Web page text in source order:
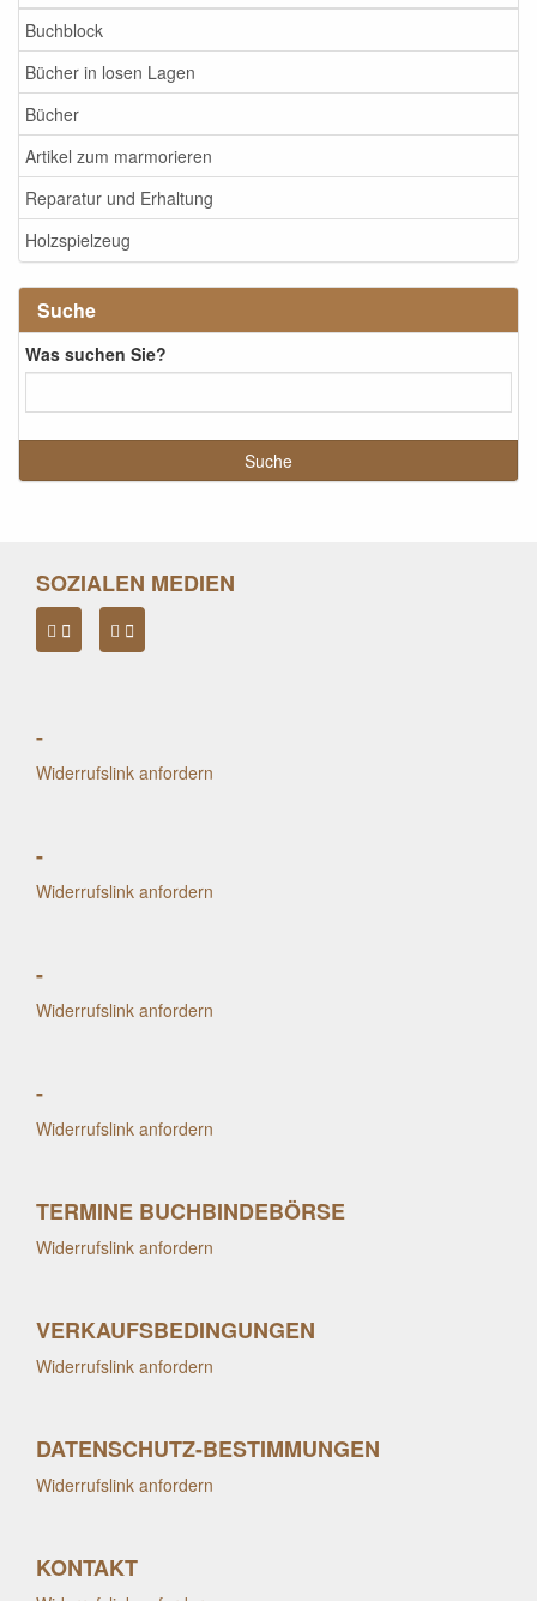
Buchblock
Bücher in losen Lagen
Bücher
Artikel zum marmorieren
Reparatur und Erhaltung
Holzspielzeug
Suche
Was suchen Sie?
SOZIALEN MEDIEN
-
Widerrufslink anfordern
-
Widerrufslink anfordern
-
Widerrufslink anfordern
-
Widerrufslink anfordern
TERMINE BUCHBINDEBÖRSE
Widerrufslink anfordern
VERKAUFSBEDINGUNGEN
Widerrufslink anfordern
DATENSCHUTZ-BESTIMMUNGEN
Widerrufslink anfordern
KONTAKT